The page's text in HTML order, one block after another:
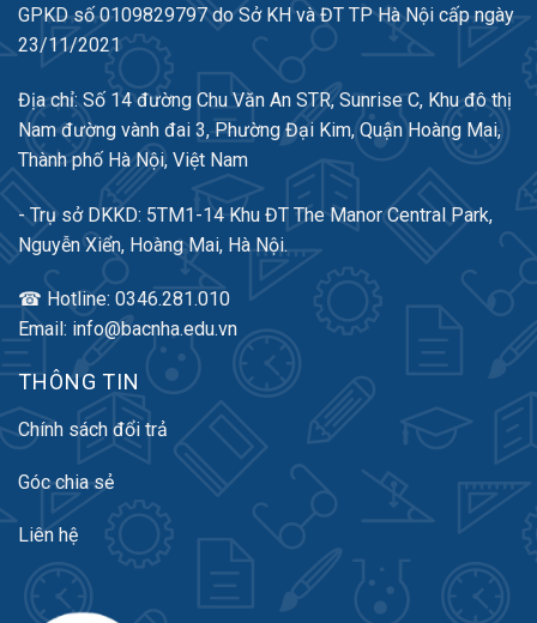
GPKD số 0109829797 do Sở KH và ĐT TP Hà Nội cấp ngày
23/11/2021
Địa chỉ: Số 14 đường Chu Văn An STR, Sunrise C, Khu đô thị
Nam đường vành đai 3, Phường Đại Kim, Quận Hoàng Mai,
Thành phố Hà Nội, Việt Nam
- Trụ sở DKKD: 5TM1-14 Khu ĐT The Manor Central Park,
Nguyễn Xiển, Hoàng Mai, Hà Nội.
☎ Hotline: 0346.281.010
Email: info@bacnha.edu.vn
THÔNG TIN
Chính sách đổi trả
Góc chia sẻ
Liên hệ